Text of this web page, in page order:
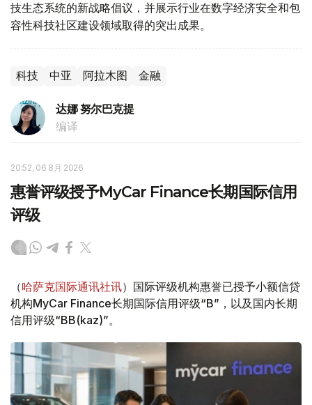
技生态系统的新战略倡议，并展示行业在数字经济安全和包
容性科技社区建设领域取得的突出成果。
科技 中亚 阿拉木图 金融
达娜 努尔巴克提
编译
20:52, 06 8月 2026
惠誉评级授予MyCar Finance长期国际信用
评级
（哈萨克国际通讯社讯）国际评级机构惠誉已授予小额信贷
机构MyCar Finance长期国际信用评级“B”，以及国内长期
信用评级“BB(kaz)”。